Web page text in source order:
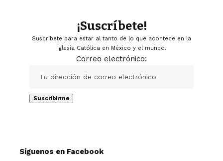
¡Suscríbete!
Suscríbete para estar al tanto de lo que acontece en la
Iglesia Católica en México y el mundo.
Correo electrónico:
Síguenos en Facebook